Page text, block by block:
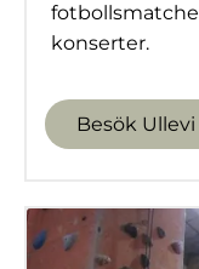
konserter.
Besök Ullevi